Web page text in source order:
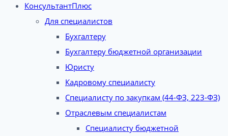
КонсультантПлюс
Для специалистов
Бухгалтеру
Бухгалтеру бюджетной организации
Юристу
Кадровому специалисту
Специалисту по закупкам (44-ФЗ, 223-ФЗ)
Отраслевым специалистам
Специалисту бюджетной